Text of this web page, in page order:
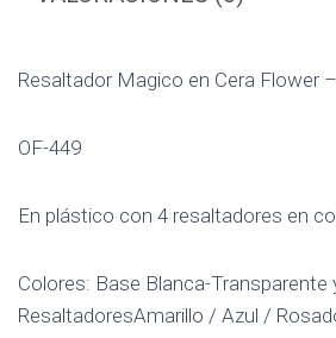
Resaltador Magico en Cera Flower
OF-449
En plástico con 4 resaltadores en
Colores: Base Blanca-Transparente
ResaltadoresAmarillo / Azul /